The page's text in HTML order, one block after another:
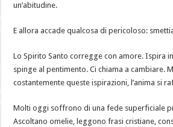
un’abitudine.
E allora accade qualcosa di pericoloso:
Lo Spirito Santo corregge con amore. Ispira
spinge al pentimento. Ci chiama a cambiare.
costantemente queste ispirazioni, l’anima si
Molti oggi soffrono di una fede superficiale
Ascoltano omelie, leggono frasi cristiane,